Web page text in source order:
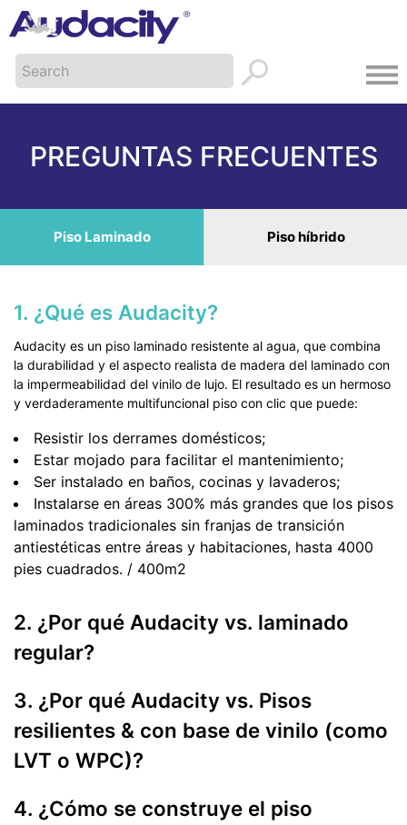
PREGUNTAS FRECUENTES
Piso Laminado Piso híbrido
1. ¿Qué es Audacity?
Audacity es un piso laminado resistente al agua, que combina
la durabilidad y el aspecto realista de madera del laminado con
la impermeabilidad del vinilo de lujo. El resultado es un hermoso
y verdaderamente multifuncional piso con clic que puede:
Resistir los derrames domésticos;
Estar mojado para facilitar el mantenimiento;
Ser instalado en baños, cocinas y lavaderos;
Instalarse en áreas 300% más grandes que los pisos
laminados tradicionales sin franjas de transición
antiestéticas entre áreas y habitaciones, hasta 4000
pies cuadrados. / 400m2
2. ¿Por qué Audacity vs. laminado
regular?
3. ¿Por qué Audacity vs. Pisos
resilientes & con base de vinilo (como
LVT o WPC)?
4. ¿Cómo se construye el piso